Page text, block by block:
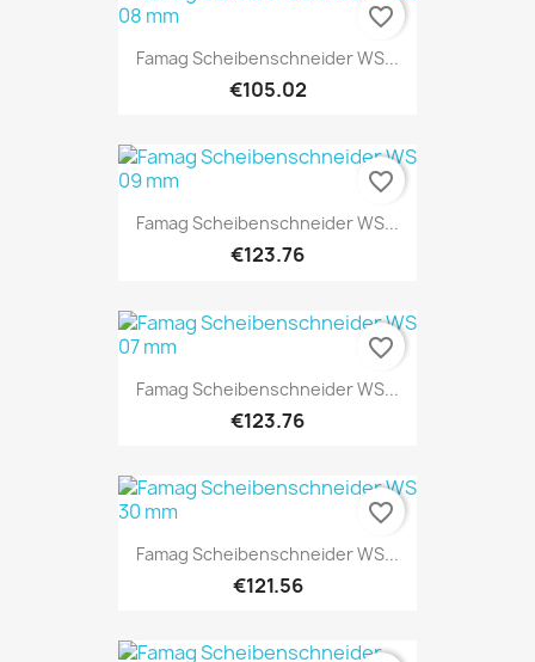
Famag Scheibenschneider WS...
€105.02
favorite_border
Famag Scheibenschneider WS...
€123.76
favorite_border
Famag Scheibenschneider WS...
€123.76
favorite_border
Famag Scheibenschneider WS...
€121.56
favorite_border